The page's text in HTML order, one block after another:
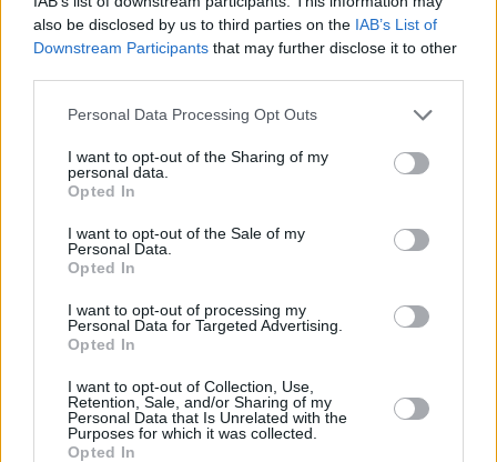
also be disclosed by us to third parties on the IAB’s List of
Downstream Participants that may further disclose it to other
Please note that this website/app uses one or more Google
not limited to your visit or usage behaviour. You may click to
grant or deny consent to Google and its third-party tags to
use your data for below specified purposes in below Google
consent section.
Personal Data Processing Opt Outs
I want to opt-out of the Sharing of my
personal data.
Opted In
I want to opt-out of the Sale of my
Personal Data.
Opted In
I want to opt-out of processing my
Personal Data for Targeted Advertising.
Opted In
I want to opt-out of Collection, Use,
Retention, Sale, and/or Sharing of my
Personal Data that Is Unrelated with the
Purposes for which it was collected.
Opted In
Nikola Jokic está teniendo una serie de playoffs complicada
contra losMinnesota Timberwolves. Con losDenver
Nuggetsabajo 3-1 y al borde de la eliminación, el pívot
serbio no está brillando en la cancha.
Tras perder el cuarto partido en Minnesota, el tres veces
MVP de la NBA, nominado este año, protagonizó uno de los
Según informó The Athletic, Nikola Jokic salió de la ducha y
ropa interior”, dijo el jugador serbio antes de registrar el
vestuario minuciosamente.
Después de buscar por todas partes, encontró su ropa
interior minutos antes de irse. David Adelman y losNuggets
tendrán que idear un plan para darle la vuelta a la serie